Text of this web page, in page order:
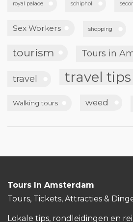
royal palace schiphol
Sex Workers shopping
tourism
Tours in
travel travel tips
Walking tours weed
Tours In Amsterdam
Tours, Tickets, Attracties &
Lokale tips, rondleidingen en